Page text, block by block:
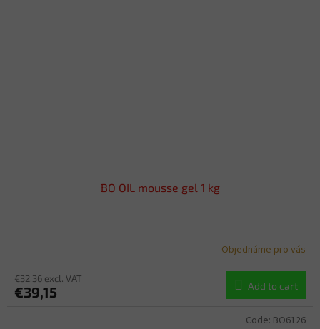
BO OIL mousse gel 1 kg
Objednáme pro vás
€32,36 excl. VAT
€39,15 Add to cart
Code: BO6126